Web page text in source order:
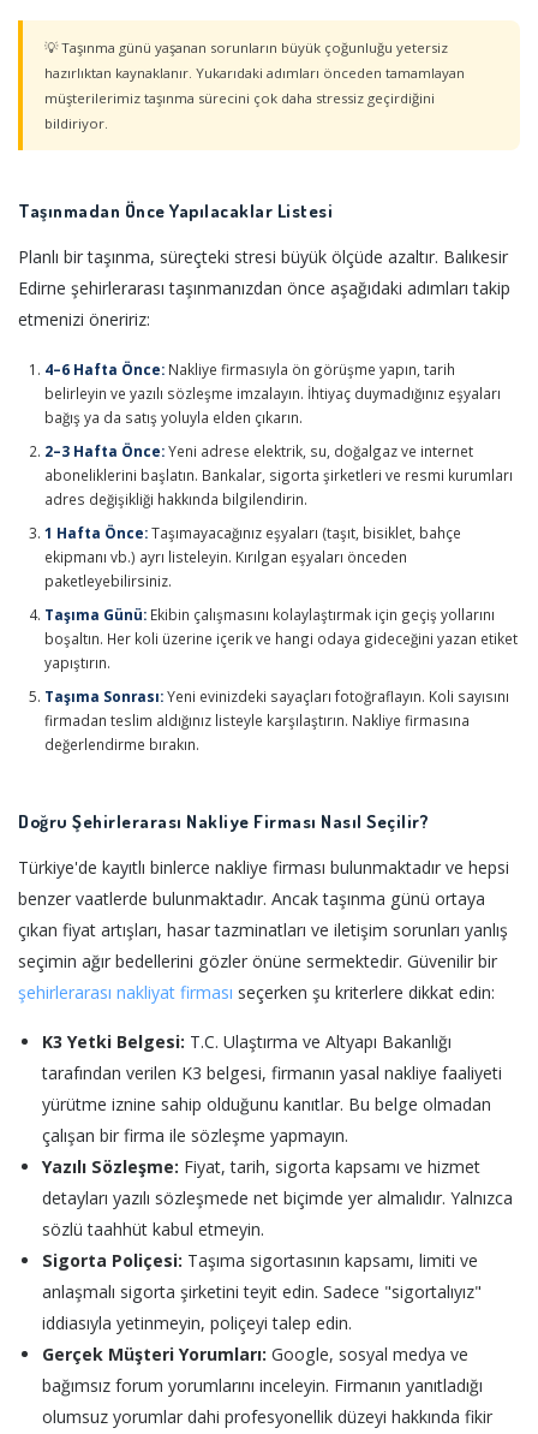
💡 Taşınma günü yaşanan sorunların büyük çoğunluğu yetersiz
hazırlıktan kaynaklanır. Yukarıdaki adımları önceden tamamlayan
müşterilerimiz taşınma sürecini çok daha stressiz geçirdiğini
bildiriyor.
Taşınmadan Önce Yapılacaklar Listesi
Planlı bir taşınma, süreçteki stresi büyük ölçüde azaltır. Balıkesir
Edirne şehirlerarası taşınmanızdan önce aşağıdaki adımları takip
etmenizi öneririz:
4–6 Hafta Önce: Nakliye firmasıyla ön görüşme yapın, tarih
belirleyin ve yazılı sözleşme imzalayın. İhtiyaç duymadığınız eşyaları
bağış ya da satış yoluyla elden çıkarın.
2–3 Hafta Önce:Yeni adrese elektrik, su, doğalgaz ve internet
aboneliklerini başlatın. Bankalar, sigorta şirketleri ve resmi kurumları
adres değişikliği hakkında bilgilendirin.
1 Hafta Önce:Taşımayacağınız eşyaları (taşıt, bisiklet, bahçe
ekipmanı vb.) ayrı listeleyin. Kırılgan eşyaları önceden
paketleyebilirsiniz.
Taşıma Günü: Ekibin çalışmasını kolaylaştırmak için geçiş yollarını
boşaltın. Her koli üzerine içerik ve hangi odaya gideceğini yazan etiket
yapıştırın.
Taşıma Sonrası:Yeni evinizdeki sayaçları fotoğraflayın. Koli sayısını
firmadan teslim aldığınız listeyle karşılaştırın. Nakliye firmasına
değerlendirme bırakın.
Doğru Şehirlerarası Nakliye Firması Nasıl Seçilir?
Türkiye'de kayıtlı binlerce nakliye firması bulunmaktadır ve hepsi
benzer vaatlerde bulunmaktadır. Ancak taşınma günü ortaya
çıkan fiyat artışları, hasar tazminatları ve iletişim sorunları yanlış
seçimin ağır bedellerini gözler önüne sermektedir. Güvenilir bir
şehirlerarası nakliyat firması seçerken şu kriterlere dikkat edin:
K3 Yetki Belgesi: T.C. Ulaştırma ve Altyapı Bakanlığı
tarafından verilen K3 belgesi, firmanın yasal nakliye faaliyeti
yürütme iznine sahip olduğunu kanıtlar. Bu belge olmadan
çalışan bir firma ile sözleşme yapmayın.
Yazılı Sözleşme: Fiyat, tarih, sigorta kapsamı ve hizmet
detayları yazılı sözleşmede net biçimde yer almalıdır. Yalnızca
sözlü taahhüt kabul etmeyin.
Sigorta Poliçesi: Taşıma sigortasının kapsamı, limiti ve
anlaşmalı sigorta şirketini teyit edin. Sadece "sigortalıyız"
iddiasıyla yetinmeyin, poliçeyi talep edin.
Gerçek Müşteri Yorumları: Google, sosyal medya ve
bağımsız forum yorumlarını inceleyin. Firmanın yanıtladığı
olumsuz yorumlar dahi profesyonellik düzeyi hakkında fikir